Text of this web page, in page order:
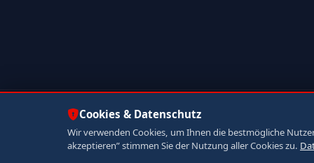
© 2026 Autoankauf ADAM. Alle Rechte vorbehalten.
Jetzt anrufen
Cookies & Datenschutz
Wir verwenden Cookies, um Ihnen die bestmögliche
akzeptieren” stimmen Sie der Nutzung aller Cookies zu.